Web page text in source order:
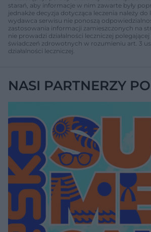
starań, aby informacje w nim zawarte były
jednakże decyzja dotycząca leczenia należy do
wydawca serwisu nie ponoszą
zastosowania informacji zamieszczonych na
nie prowadzi działalności leczniczej
świadczeń zdrowotnych w rozumieniu art. 3
działalności leczniczej.
NASI PARTNERZY